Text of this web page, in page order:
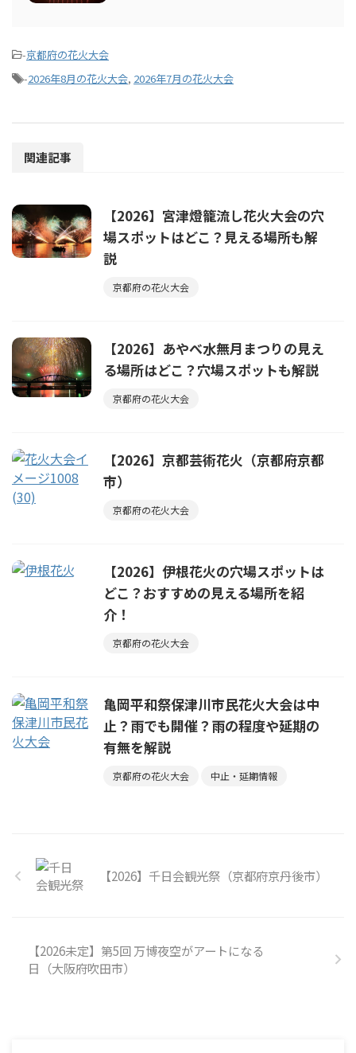
-京都府の花火大会
-2026年8月の花火大会, 2026年7月の花火大会
関連記事
【2026】宮津燈籠流し花火大会の穴
場スポットはどこ？見える場所も解
説
京都府の花火大会
【2026】あやべ水無月まつりの見え
る場所はどこ？穴場スポットも解説
京都府の花火大会
【2026】京都芸術花火（京都府京都
市）
京都府の花火大会
【2026】伊根花火の穴場スポットは
どこ？おすすめの見える場所を紹
介！
京都府の花火大会
亀岡平和祭保津川市民花火大会は中
止？雨でも開催？雨の程度や延期の
有無を解説
京都府の花火大会 中止・延期情報
【2026】千日会観光祭（京都府京丹後市）
【2026未定】第5回 万博夜空がアートになる
日（大阪府吹田市）